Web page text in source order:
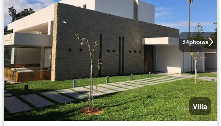
24photos
Villa